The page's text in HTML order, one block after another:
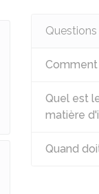
Comment
Quel est
matière
Quand